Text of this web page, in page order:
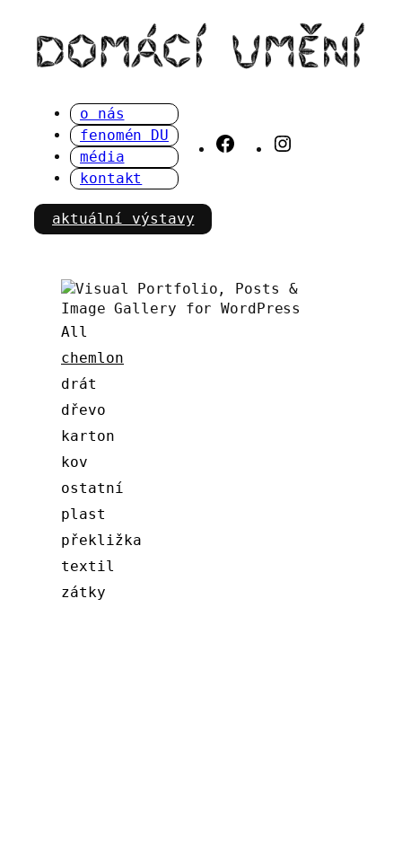
obsah
o nás
fenomén DU
média
kontakt
Facebook
aktuální výstavy
All
chemlon
drát
dřevo
karton
kov
ostatní
plast
překližka
textil
zátky